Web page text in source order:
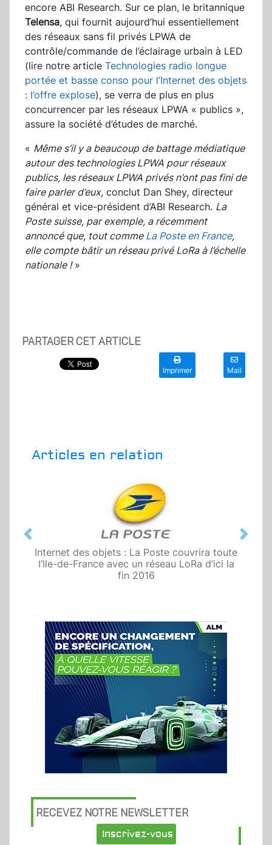
encore ABI Research. Sur ce plan, le britannique
Telensa, qui fournit aujourd’hui essentiellement
des réseaux sans fil privés LPWA de
contrôle/commande de l’éclairage urbain à LED
(lire notre article Technologies radio longue
portée et basse conso pour l’Internet des objets
: l’offre explose), se verra de plus en plus
concurrencer par les réseaux LPWA « publics »,
assure la société d’études de marché.
« Même s’il y a beaucoup de battage médiatique
autour des technologies LPWA pour réseaux
publics, les réseaux LPWA privés n’ont pas fini de
faire parler d’eux, conclut Dan Shey, directeur
général et vice-président d’ABI Research. La
Poste suisse, par exemple, a récemment
annoncé que, tout comme La Poste en France,
elle compte bâtir un réseau privé LoRa à l’échelle
nationale !»
PARTAGER CET ARTICLE
Imprimer Mail
Articles en relation
Internet des objets : La Poste couvrira toute
l’Ile-de-France avec un réseau LoRa d’ici la
fin 2016
Previous Next
RECEVEZ NOTRE NEWSLETTER
Inscrivez-vous